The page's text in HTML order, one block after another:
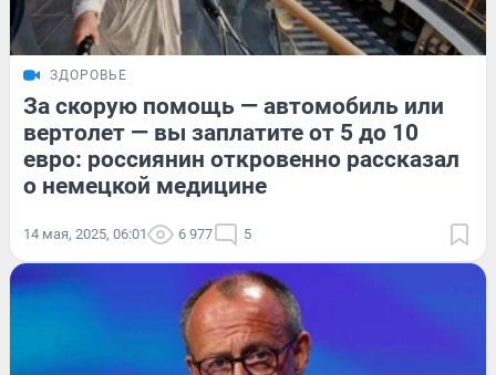
ЗДОРОВЬЕ
За скорую помощь — автомобиль или
вертолет — вы заплатите от 5 до 10
евро: россиянин откровенно рассказал
о немецкой медицине
14 мая, 2025, 06:01 6 977 5